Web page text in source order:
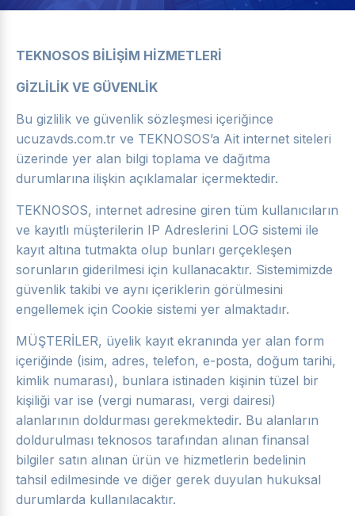
TEKNOSOS BİLİŞİM HİZMETLERİ
GİZLİLİK VE GÜVENLİK
Bu gizlilik ve güvenlik sözleşmesi içeriğince
ucuzavds.com.tr ve TEKNOSOS’a Ait internet siteleri
üzerinde yer alan bilgi toplama ve dağıtma
durumlarına ilişkin açıklamalar içermektedir.
TEKNOSOS, internet adresine giren tüm kullanıcıların
ve kayıtlı müşterilerin IP Adreslerini LOG sistemi ile
kayıt altına tutmakta olup bunları gerçekleşen
sorunların giderilmesi için kullanacaktır. Sistemimizde
güvenlik takibi ve aynı içeriklerin görülmesini
engellemek için Cookie sistemi yer almaktadır.
MÜŞTERİLER, üyelik kayıt ekranında yer alan form
içeriğinde (isim, adres, telefon, e-posta, doğum tarihi,
kimlik numarası), bunlara istinaden kişinin tüzel bir
kişiliği var ise (vergi numarası, vergi dairesi)
alanlarının doldurması gerekmektedir. Bu alanların
doldurulması teknosos tarafından alınan finansal
bilgiler satın alınan ürün ve hizmetlerin bedelinin
tahsil edilmesinde ve diğer gerek duyulan hukuksal
durumlarda kullanılacaktır.